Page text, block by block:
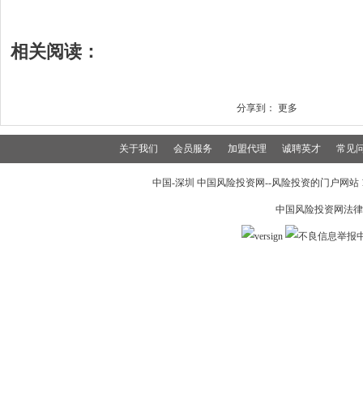
相关阅读：
分享到： 更多
关于我们 会员服务 加盟代理 诚聘英才 常见
中国-深圳 中国风险投资网--风险投资的门户网
中国风险投资网法